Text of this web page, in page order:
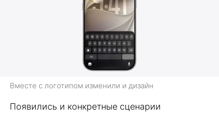
Вместе с логотипом изменили и дизайн
Появились и конкретные сценарии